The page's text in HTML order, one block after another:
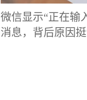
微信显示“正在输
消息，背后原因